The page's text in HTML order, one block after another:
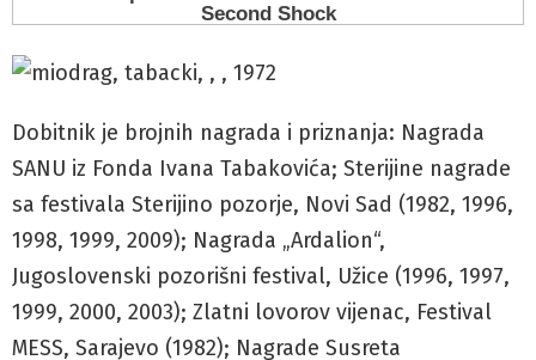
Dobitnik je brojnih nagrada i priznanja: Nagrada
SANU iz Fonda Ivana Tabakovića; Sterijine nagrade
sa festivala Sterijino pozorje, Novi Sad (1982, 1996,
1998, 1999, 2009); Nagrada „Ardalion“,
Jugoslovenski pozorišni festival, Užice (1996, 1997,
1999, 2000, 2003); Zlatni lovorov vijenac, Festival
MESS, Sarajevo (1982); Nagrade Susreta